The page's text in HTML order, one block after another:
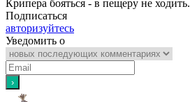
Крипера бояться - в пещеру не ходить.
Подписаться
авторизуйтесь
Уведомить о